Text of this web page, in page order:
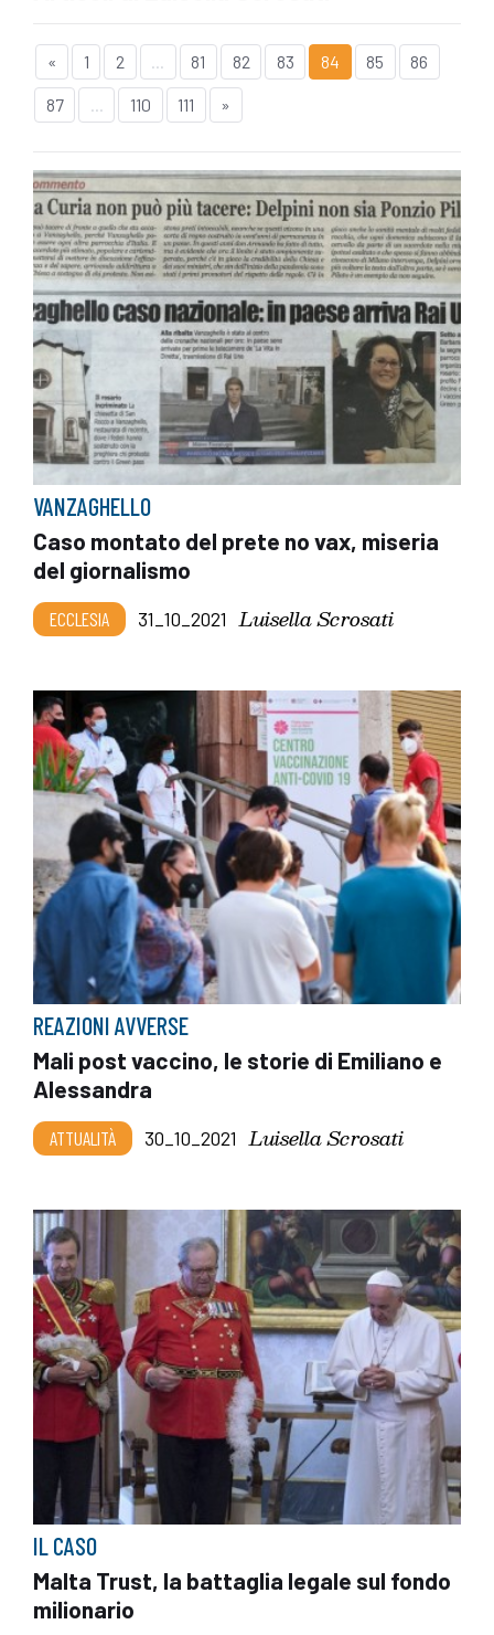
« 1 2 81 82 83 84 85 86
87 ... 110 111 »
VANZAGHELLO
Caso montato del prete no vax, miseria
del giornalismo
ECCLESIA 31_10_2021 Luisella Scrosati
REAZIONI AVVERSE
Mali post vaccino, le storie di Emiliano e
Alessandra
ATTUALITÀ 30_10_2021 Luisella Scrosati
IL CASO
Malta Trust, la battaglia legale sul fondo
milionario